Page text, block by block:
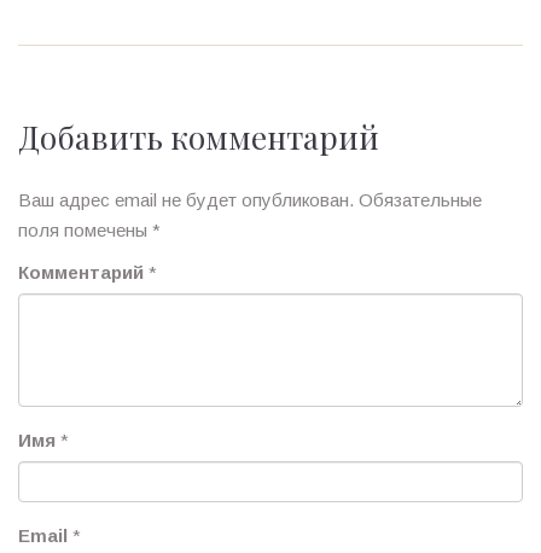
Добавить комментарий
Ваш адрес email не будет опубликован. Обязательные
поля помечены *
Комментарий *
Имя *
Email *